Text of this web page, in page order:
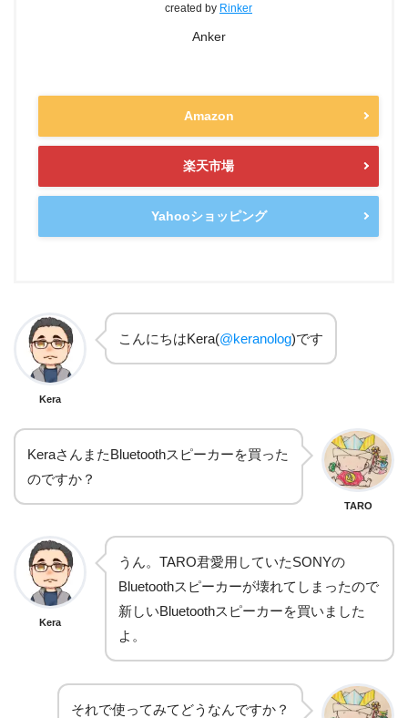
created by Rinker
Anker
Amazon
楽天市場
Yahooショッピング
Kera
こんにちはKera(@keranolog)です
KeraさんまたBluetoothスピーカーを買った
のですか？
TARO
Kera
うん。TARO君愛用していたSONYの
Bluetoothスピーカーが壊れてしまったので
新しいBluetoothスピーカーを買いました
よ。
それで使ってみてどうなんですか？